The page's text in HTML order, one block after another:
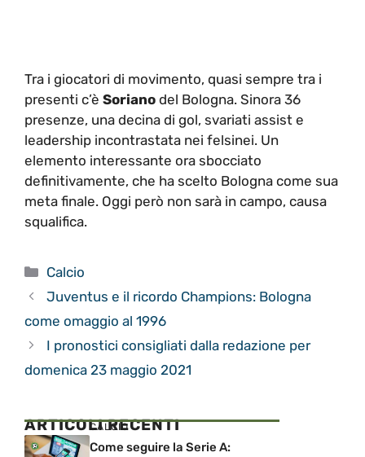
Tra i giocatori di movimento, quasi sempre tra i
presenti c’è Soriano del Bologna. Sinora 36
presenze, una decina di gol, svariati assist e
leadership incontrastata nei felsinei. Un
elemento interessante ora sbocciato
definitivamente, che ha scelto Bologna come sua
meta finale. Oggi però non sarà in campo, causa
squalifica.
Categorie
Calcio
Juventus e il ricordo Champions: Bologna
come omaggio al 1996
I pronostici consigliati dalla redazione per
domenica 23 maggio 2021
ARTICOLI RECENTI
CALCIO
Come seguire la Serie A: